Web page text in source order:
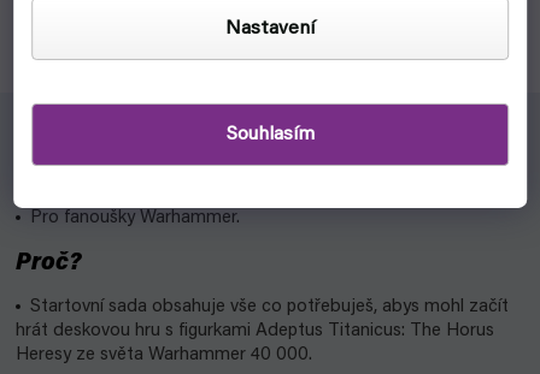
Nastavení
Souhlasím
planetě Terra do Warhammer The Horus Heresy.
Pro fanoušky Warhammer.
Proč?
Startovní sada obsahuje vše co potřebuješ, abys mohl začít
hrát deskovou hru s figurkami Adeptus Titanicus: The Horus
Heresy ze světa Warhammer 40 000.